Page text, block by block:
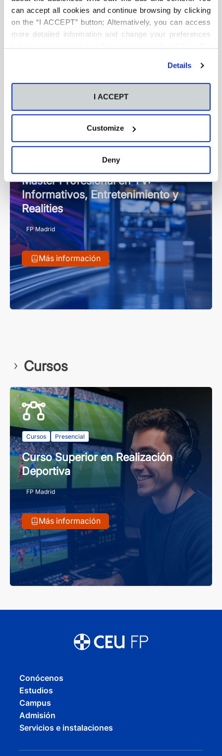
can accept all cookies and continue browsing by clicking
on the “I ACCEPT” button; Alternatively, you can access
more detailed information and change your preferences
Details
I ACCEPT
Customize
Deny
Máster
Máster Profesional en TV:
Informativos, Entretenimiento y
Realities
FP Madrid
Más información
Cursos
Cursos Presencial
Curso Superior en Realización
Deportiva
FP Madrid
Más información
Conócenos
Estudios
Campus
Admisión
Servicios e instalaciones